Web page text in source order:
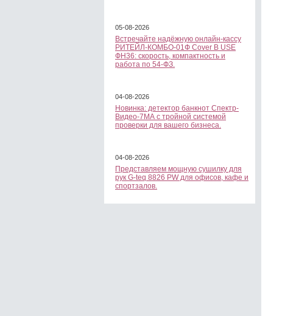
05-08-2026
Встречайте надёжную онлайн-кассу
РИТЕЙЛ-КОМБО-01Ф Cover B USE
ФН36: скорость, компактность и
работа по 54-ФЗ.
04-08-2026
Новинка: детектор банкнот Спектр-
Видео-7МА с тройной системой
проверки для вашего бизнеса.
04-08-2026
Представляем мощную сушилку для
рук G-teq 8826 PW для офисов, кафе и
спортзалов.